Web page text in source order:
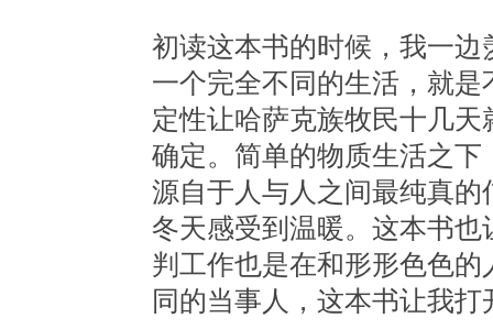
初读这本书的时候，我一
一个完全不同的生活，就
定性让哈萨克族牧民十几
确定。简单的物质生活之
源自于人与人之间最纯真
冬天感受到温暖。这本书
判工作也是在和形形色色
同的当事人，这本书让我